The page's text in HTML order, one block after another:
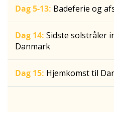
Dag 5-13: Badeferie og
Dag 14: Sidste solstråler
Danmark
Dag 15: Hjemkomst til